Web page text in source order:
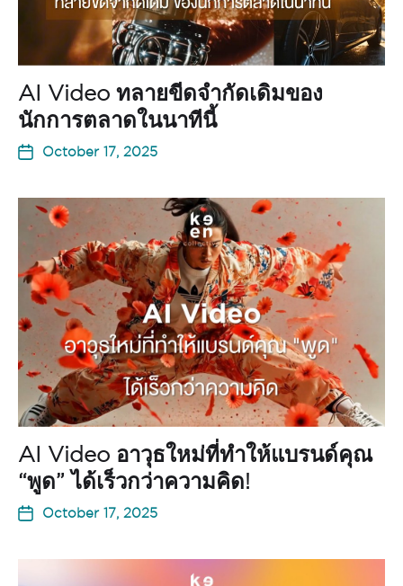
AI Video ทลายขีดจำกัดเดิมของ
นักการตลาดในนาทีนี้
October 17, 2025
AI Video อาวุธใหม่ที่ทำให้แบรนด์คุณ
“พูด” ได้เร็วกว่าความคิด!
October 17, 2025